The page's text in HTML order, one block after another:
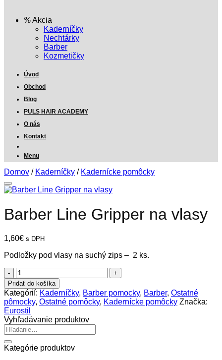
Akcia
Kaderníčky
Nechtárky
Barber
Kozmetičky
Úvod
Obchod
Blog
PULS HAIR ACADEMY
O nás
Kontakt
Menu
Domov / Kaderníčky / Kadernícke pomôcky
Barber Line Gripper na vlasy
1,60€ s DPH
Podložky pod vlasy na suchý zips – 2 ks.
množstvo
Barber
Line
Gripper
na
vlasy
Pridať do košíka
Kategórií: Kaderníčky, Barber pomocky, Barber, Ostatné
pômocky, Ostatné pomôcky, Kadernícke pomôcky Značka:
Eurostil
Vyhľadávanie produktov
Hľadať:
Kategórie produktov